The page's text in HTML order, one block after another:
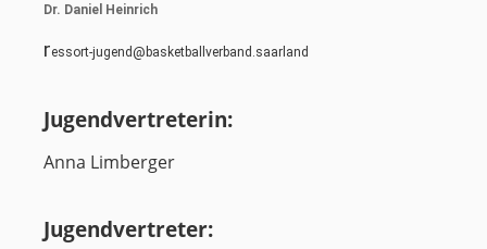
Dr. Daniel Heinrich
ressort-jugend@basketballverband.saarland
Jugendvertreterin:
Anna Limberger
Jugendvertreter: